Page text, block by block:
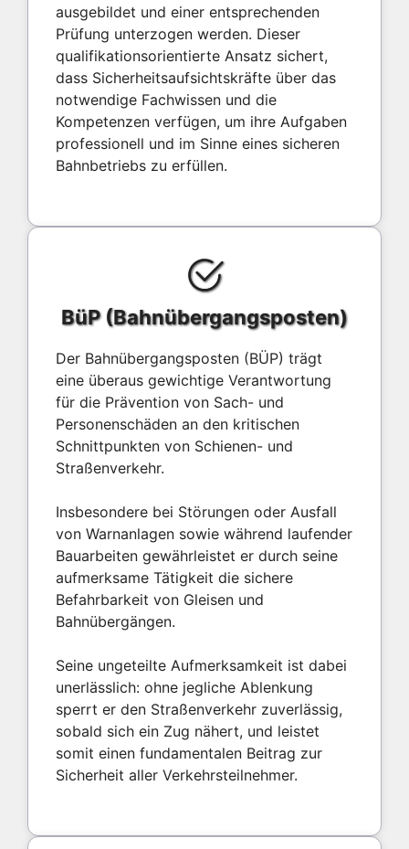
ausgebildet und einer entsprechenden
Prüfung unterzogen werden. Dieser
qualifikationsorientierte Ansatz sichert,
dass Sicherheitsaufsichtskräfte über das
notwendige Fachwissen und die
Kompetenzen verfügen, um ihre Aufgaben
professionell und im Sinne eines sicheren
Bahnbetriebs zu erfüllen.
BüP (Bahnübergangsposten)
Der Bahnübergangsposten (BÜP) trägt
eine überaus gewichtige Verantwortung
für die Prävention von Sach- und
Personenschäden an den kritischen
Schnittpunkten von Schienen- und
Straßenverkehr.
Insbesondere bei Störungen oder Ausfall
von Warnanlagen sowie während laufender
Bauarbeiten gewährleistet er durch seine
aufmerksame Tätigkeit die sichere
Befahrbarkeit von Gleisen und
Bahnübergängen.
Seine ungeteilte Aufmerksamkeit ist dabei
unerlässlich: ohne jegliche Ablenkung
sperrt er den Straßenverkehr zuverlässig,
sobald sich ein Zug nähert, und leistet
somit einen fundamentalen Beitrag zur
Sicherheit aller Verkehrsteilnehmer.